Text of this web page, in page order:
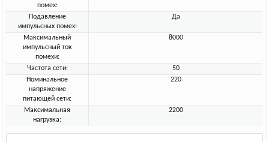
помех:
Подавление
импульсных помех:
Да
Максимальный
импульсный ток
помехи:
8000
Частота сети:
50
Номинальное
напряжение
питающей сети:
220
Максимальная
нагрузка:
2200